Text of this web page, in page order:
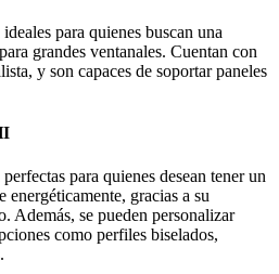
para quienes buscan una
grandes ventanales. Cuentan con
y son capaces de soportar paneles
para quienes desean tener un
gracias a su
Además, se pueden personalizar
como perfiles biselados,